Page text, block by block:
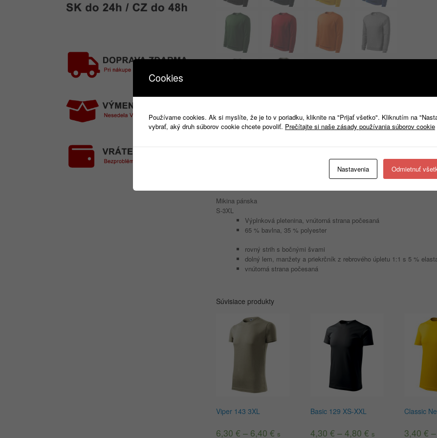
Popis Ďalšie informácie
Popis
Mikina pánska
S-3XL
Výplnková pletenina, vnútorná strana počesaná
65 % bavlna, 35 % polyester
rovný strih s bočnými švami
dolný lem, manžety a priekrčník z rebrového úpletu 1:1 s 5 %
vnútorná strana počesaná
Súvisiace produkty
Viper 143 3XL
6,30€ – 6,40€ s
Basic 129 XS-XXL
4,30 €– 4,80 € s
Classic
3,40€ –
Cookies
Používame cookies. Ak si myslíte, že je to v poriadku, kliknite na "Prijať všetko". Kliknutím na
vybrať, aký druh súborov cookie chcete povoliť. Prečítajte si naše zásady používania súborov cookie
Nastavenia Odmietnuť